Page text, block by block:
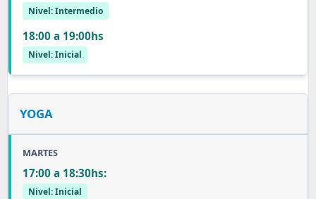
Nivel: Intermedio
18:00 a 19:00hs
Nivel: Inicial
YOGA
MARTES
17:00 a 18:30hs:
Nivel: Inicial